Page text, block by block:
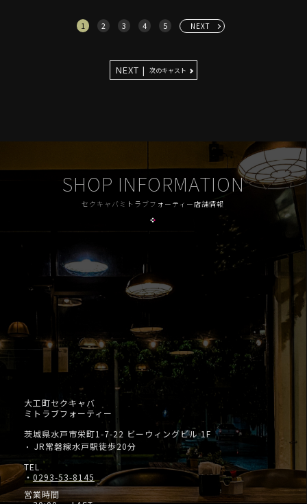
1 2 3 4 5 NEXT
NEXT | 次のキャスト
SHOP INFORMATION
セクキャバミトラブフォーティー店舗情報
大工町セクキャバ
ミトラブフォーティー
茨城県水戸市栄町1-7-22 ビーウィングビル 1F
・ JR常磐線水戸駅徒歩20分
TEL
・ 0293-53-8145
営業時間